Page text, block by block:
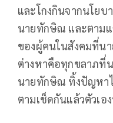
และโกงกินจากนโยบ
นายทักษิณ และตาม
ของผู้คนในสังคมที่น
ต่างหาคือทุกขลาภที่
นายทักษิณ ทิ้งปัญหา
ตามเช็ดกันแล้วตัวเ